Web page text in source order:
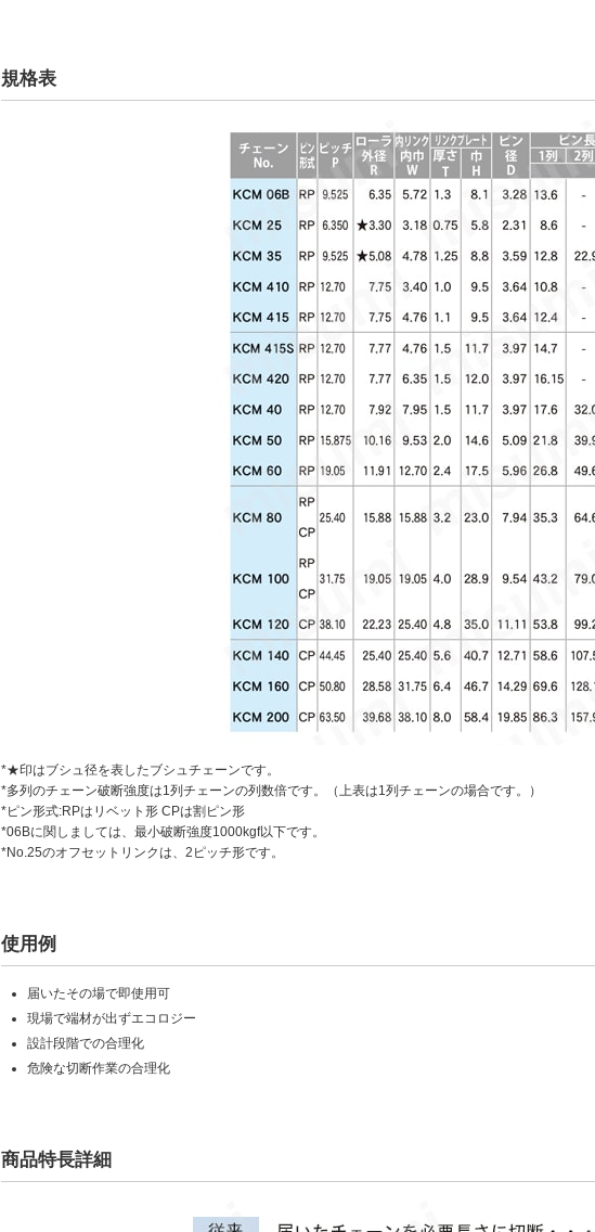
規格表
*★印はブシュ径を表したブシュチェーンです。
*多列のチェーン破断強度は1列チェーンの列数倍です。（上表は1列チェーンの場合です。）
*ピン形式:RPはリベット形 CPは割ピン形
*06Bに関しましては、最小破断強度1000kgf以下です。
*No.25のオフセットリンクは、2ピッチ形です。
使用例
届いたその場で即使用可
現場で端材が出ずエコロジー
設計段階での合理化
危険な切断作業の合理化
商品特長詳細